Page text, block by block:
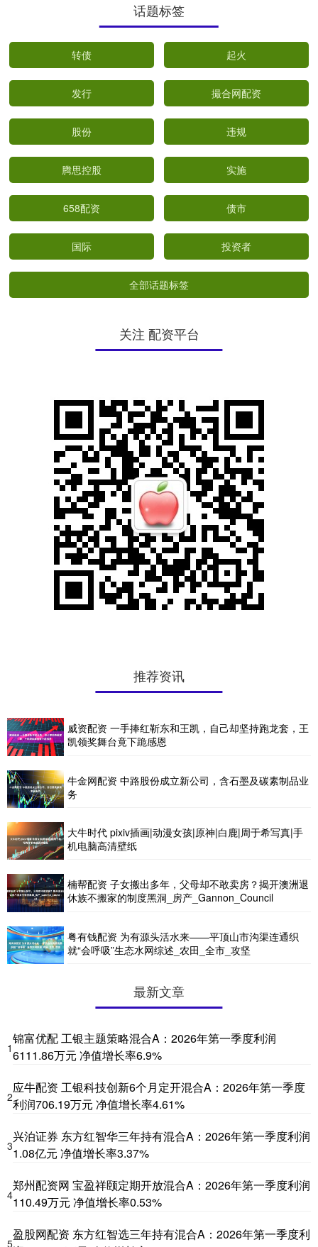
话题标签
转债 起火
发行 撮合网配资
股份 违规
腾思控股 实施
658配资 债市
国际 投资者
全部话题标签
关注 配资平台
推荐资讯
威资配资 一手捧红靳东和王凯，自己却坚持跑龙套，王
凯领奖舞台竟下跪感恩
牛金网配资 中路股份成立新公司，含石墨及碳素制品业
务
大牛时代 pixiv插画|动漫女孩|原神|白鹿|周于希写真|手
机电脑高清壁纸
楠帮配资 子女搬出多年，父母却不敢卖房？揭开澳洲退
休族不搬家的制度黑洞_房产_Gannon_Council
粤有钱配资 为有源头活水来——平顶山市沟渠连通织
就“会呼吸”生态水网综述_农田_全市_攻坚
最新文章
1
锦富优配 工银主题策略混合A：2026年第一季度利润
6111.86万元 净值增长率6.9%
2
应牛配资 工银科技创新6个月定开混合A：2026年第一季度
利润706.19万元 净值增长率4.61%
3
兴泊证券 东方红智华三年持有混合A：2026年第一季度利润
1.08亿元 净值增长率3.37%
4
郑州配资网 宝盈祥颐定期开放混合A：2026年第一季度利润
110.49万元 净值增长率0.53%
5
盈股网配资 东方红智选三年持有混合A：2026年第一季度利